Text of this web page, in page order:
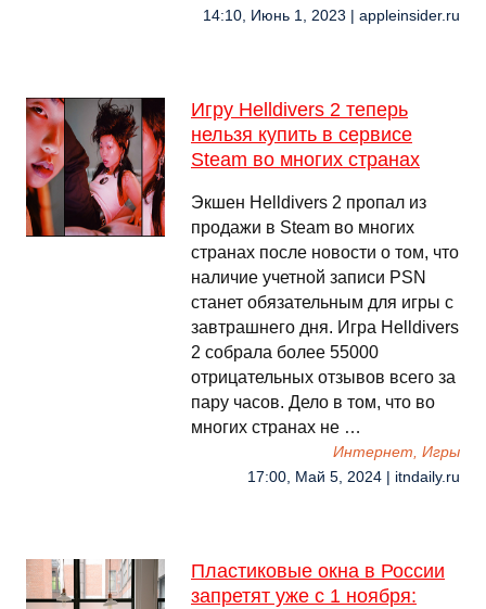
14:10, Июнь 1, 2023 | appleinsider.ru
Игру Helldivers 2 теперь
нельзя купить в сервисе
Steam во многих странах
Экшен Helldivers 2 пропал из
продажи в Steam во многих
странах после новости о том, что
наличие учетной записи PSN
станет обязательным для игры с
завтрашнего дня. Игра Helldivers
2 собрала более 55000
отрицательных отзывов всего за
пару часов. Дело в том, что во
многих странах не …
Интернет, Игры
17:00, Май 5, 2024 | itndaily.ru
Пластиковые окна в России
запретят уже с 1 ноября: